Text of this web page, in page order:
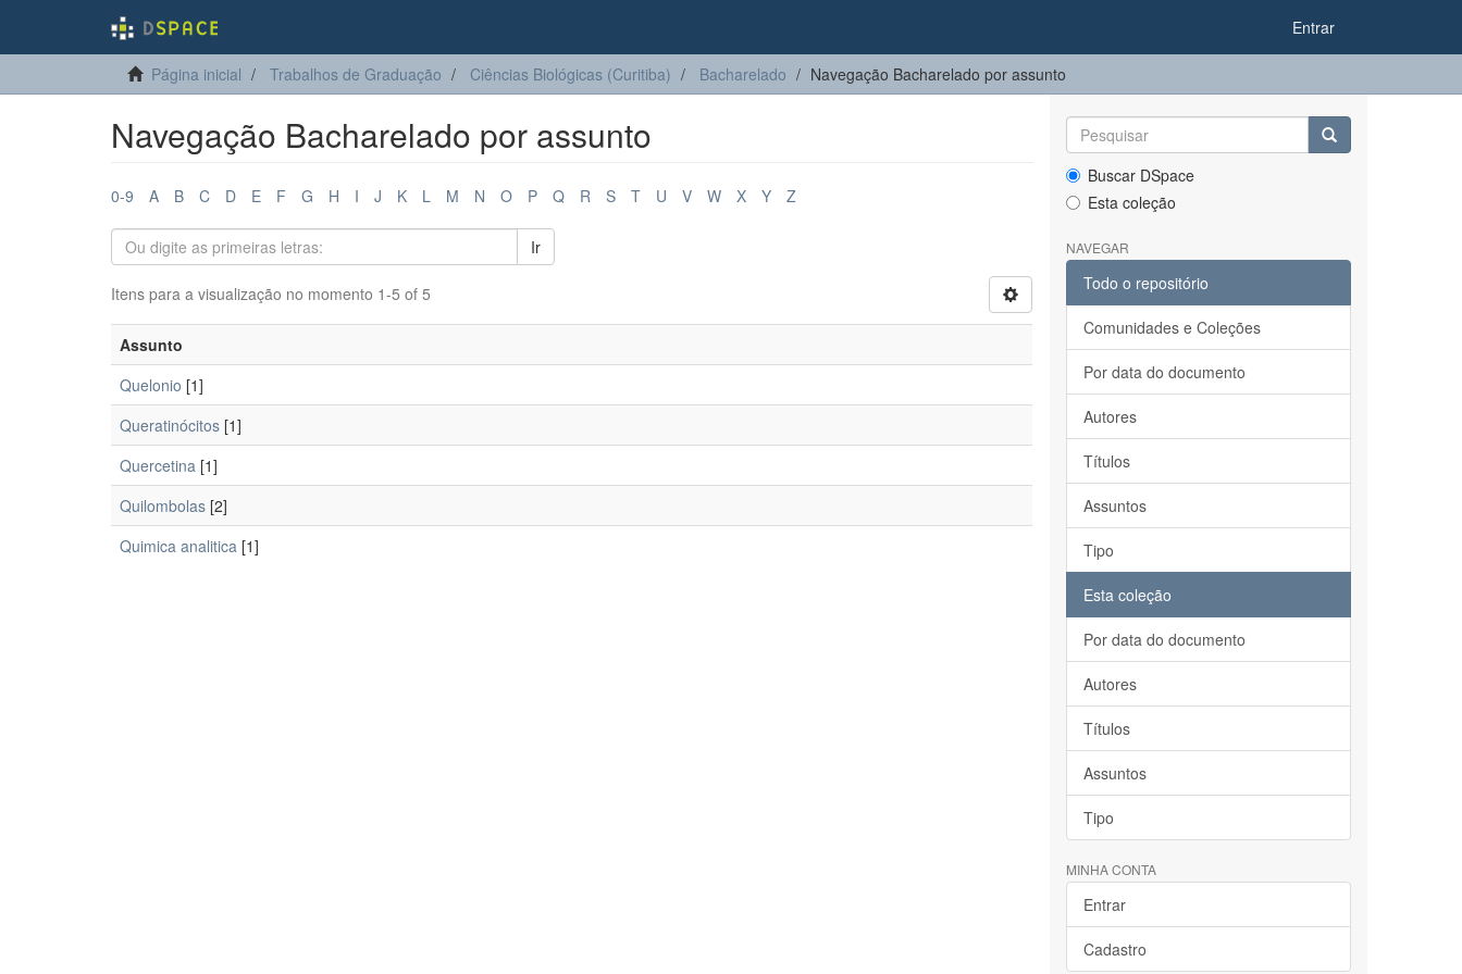
Entrar
Página inicial Trabalhos de Graduação Ciências Biológicas (Curitiba) Bacharelado Navegação Bacharelado por assunto
Navegação Bacharelado por assunto
0-9 A B C D E F G H I J K L M N O P Q R S T U V W X Y Z
Ir
Itens para a visualização no momento 1-5 of 5
Assunto
Quelonio [1]
Queratinócitos [1]
Quercetina [1]
Quilombolas [2]
Quimica analitica [1]
Buscar DSpace
Esta coleção
NAVEGAR
Todo o repositório
Comunidades e Coleções
Por data do documento
Autores
Títulos
Assuntos
Tipo
Esta coleção
Por data do documento
Autores
Títulos
Assuntos
Tipo
MINHA CONTA
Entrar
Cadastro